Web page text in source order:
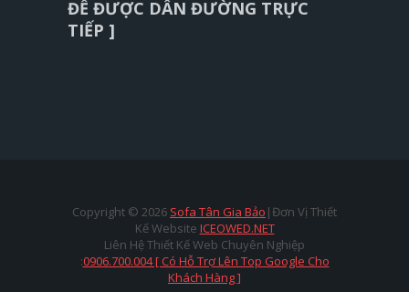
ĐỄ ĐƯỢC DẪN ĐƯỜNG TRỰC
TIẾP ]
Copyright © 2026 Sofa Tân Gia Bảo |Đơn Vị Thiết
Kế Website ICEOWED.NET
Liên Hệ Thiết Kế Web Chuyên Nghiệp
:0906.700.004 [ Có Hỗ Trợ Lên Top Google Cho
Khách Hàng ]